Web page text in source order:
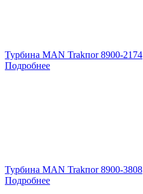
Турбина MAN Trakпоr 8900-2174
Подробнее
Турбина MAN Trakпоr 8900-3808
Подробнее